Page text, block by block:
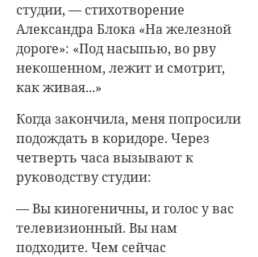
студии, — стихотворение
Александра Блока «На железной
дороге»: «Под насыпью, во рву
некошенном, лежит и смотрит,
как живая...»
Когда закончила, меня попросили
подождать в коридоре. Через
четверть часа вызывают к
руководству студии:
— Вы киногеничны, и голос у вас
телевизионный. Вы нам
подходите. Чем сейчас